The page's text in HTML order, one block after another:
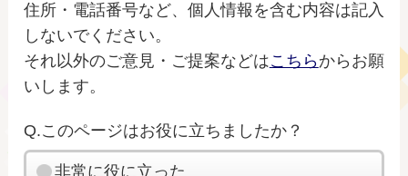
住所・電話番号など、個人情報を含む内容は記入
しないでください。
それ以外のご意見・ご提案などはこちらからお願
いします。
Q.このページはお役に立ちましたか？
非常に役に立った